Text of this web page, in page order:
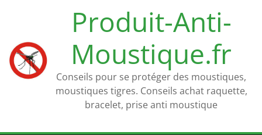
Produit-Anti-
Moustique.fr
Conseils pour se protéger des moustiques,
moustiques tigres. Conseils achat raquette,
bracelet, prise anti moustique